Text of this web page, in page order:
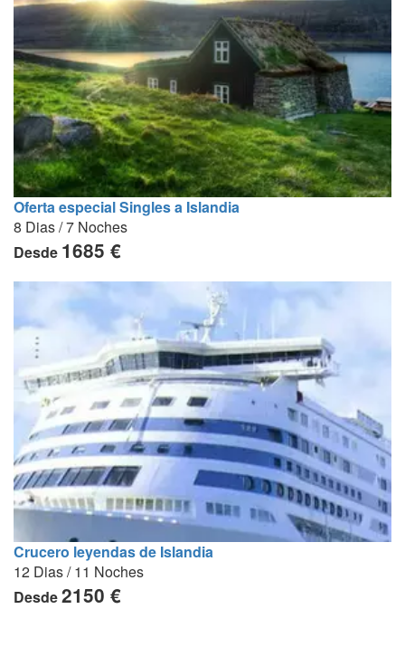
Oferta especial Singles a Islandia
8 Dias / 7 Noches
Desde 1685 €
Crucero leyendas de Islandia
12 Dias / 11 Noches
Desde2150 €